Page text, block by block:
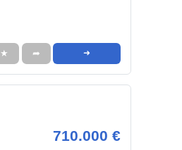
★ ➦ ➜
710.000 €